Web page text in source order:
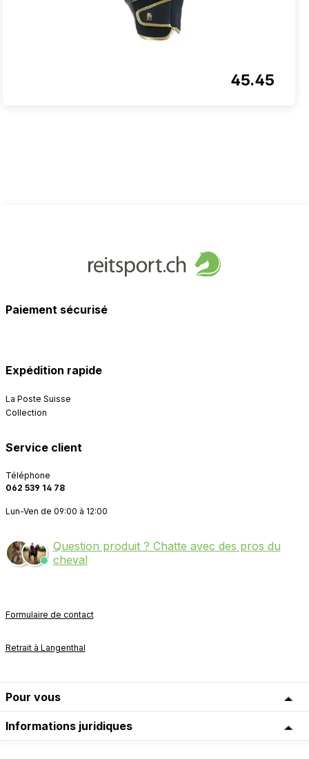
45.45
Paiement sécurisé
Expédition rapide
La Poste Suisse
Collection
Service client
Téléphone
062 539 14 78
Lun-Ven de 09:00 à 12:00
Question produit ? Chatte avec des pros du
cheval
Formulaire de contact
Retrait à Langenthal
Pour vous
Informations juridiques